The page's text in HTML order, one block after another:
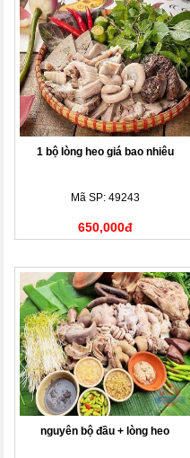
1 bộ lòng heo giá bao nhiêu
Mã SP: 49243
650,000đ
nguyên bộ đầu + lòng heo